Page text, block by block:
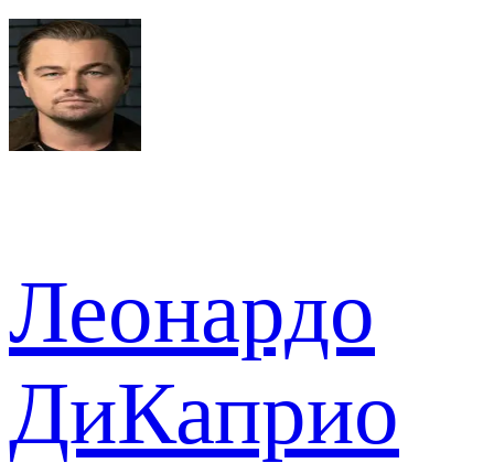
Леонардо
ДиКаприо